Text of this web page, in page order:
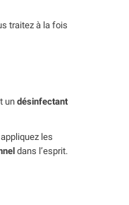
traitez à la fois
un désinfectant
les
dans l’esprit.